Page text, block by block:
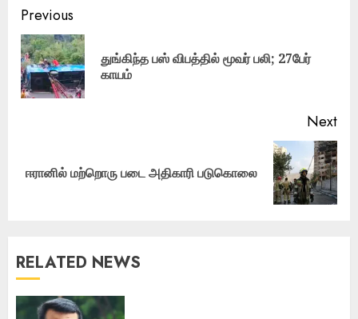
Post
navigation
Previous
துங்கிந்த பஸ் விபத்தில் மூவர் பலி; 27பேர்
காயம்
Next
Next
ஈரானில் மற்றொரு படை அதிகாரி படுகொலை
RELATED NEWS